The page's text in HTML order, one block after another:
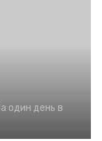
один день в